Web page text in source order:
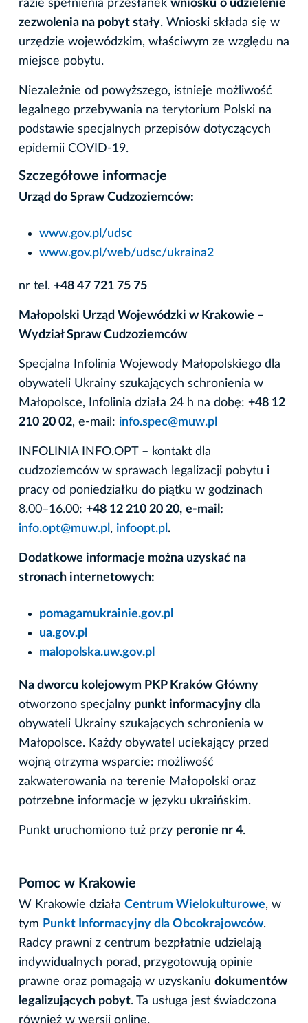
razie spełnienia przesłanek wniosku o udzielenie
zezwolenia na pobyt stały. Wnioski składa się w
urzędzie wojewódzkim, właściwym ze względu na
miejsce pobytu.
Niezależnie od powyższego, istnieje możliwość
legalnego przebywania na terytorium Polski na
podstawie specjalnych przepisów dotyczących
epidemii COVID-19.
Szczegółowe informacje
Urząd do Spraw Cudzoziemców:
www.gov.pl/udsc
www.gov.pl/web/udsc/ukraina2
nr tel. +48 47 721 75 75
Małopolski Urząd Wojewódzki w Krakowie –
Wydział Spraw Cudzoziemców
Specjalna Infolinia Wojewody Małopolskiego dla
obywateli Ukrainy szukających schronienia w
Małopolsce, Infolinia działa 24 h na dobę: +48 12
210 20 02, e-mail: info.spec@muw.pl
INFOLINIA INFO.OPT – kontakt dla
cudzoziemców w sprawach legalizacji pobytu i
pracy od poniedziałku do piątku w godzinach
8.00–16.00: +48 12 210 20 20, e-mail:
info.opt@muw.pl , infoopt.pl .
Dodatkowe informacje można uzyskać na
stronach internetowych:
pomagamukrainie.gov.pl
ua.gov.pl
malopolska.uw.gov.pl
Na dworcu kolejowym PKP Kraków Główny
otworzono specjalny punkt informacyjny dla
obywateli Ukrainy szukających schronienia w
Małopolsce. Każdy obywatel uciekający przed
wojną otrzyma wsparcie: możliwość
zakwaterowania na terenie Małopolski oraz
potrzebne informacje w języku ukraińskim.
Punkt uruchomiono tuż przy peronie nr 4.
Pomoc w Krakowie
W Krakowie działa Centrum Wielokulturowe, w
tym Punkt Informacyjny dla Obcokrajowców.
Radcy prawni z centrum bezpłatnie udzielają
indywidualnych porad, przygotowują opinie
prawne oraz pomagają w uzyskaniu dokumentów
legalizujących pobyt. Ta usługa jest świadczona
również w wersji online.